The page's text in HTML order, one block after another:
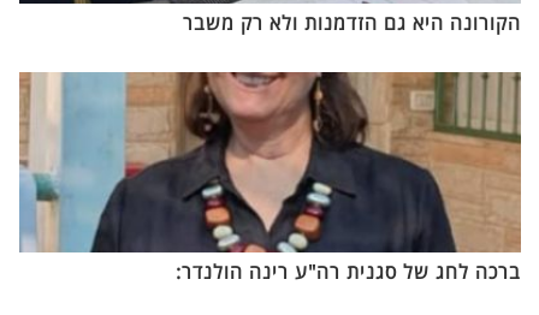
הקורונה היא גם הזדמנות ולא רק משבר
ברכה לחג של סגנית רה"ע רינה הולנדר: